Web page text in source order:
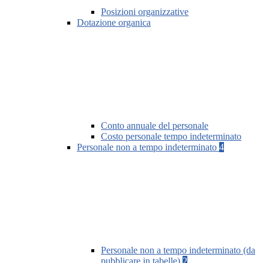
Posizioni organizzative
Dotazione organica
Conto annuale del personale
Costo personale tempo indeterminato
Personale non a tempo indeterminato 4
Personale non a tempo indeterminato (da